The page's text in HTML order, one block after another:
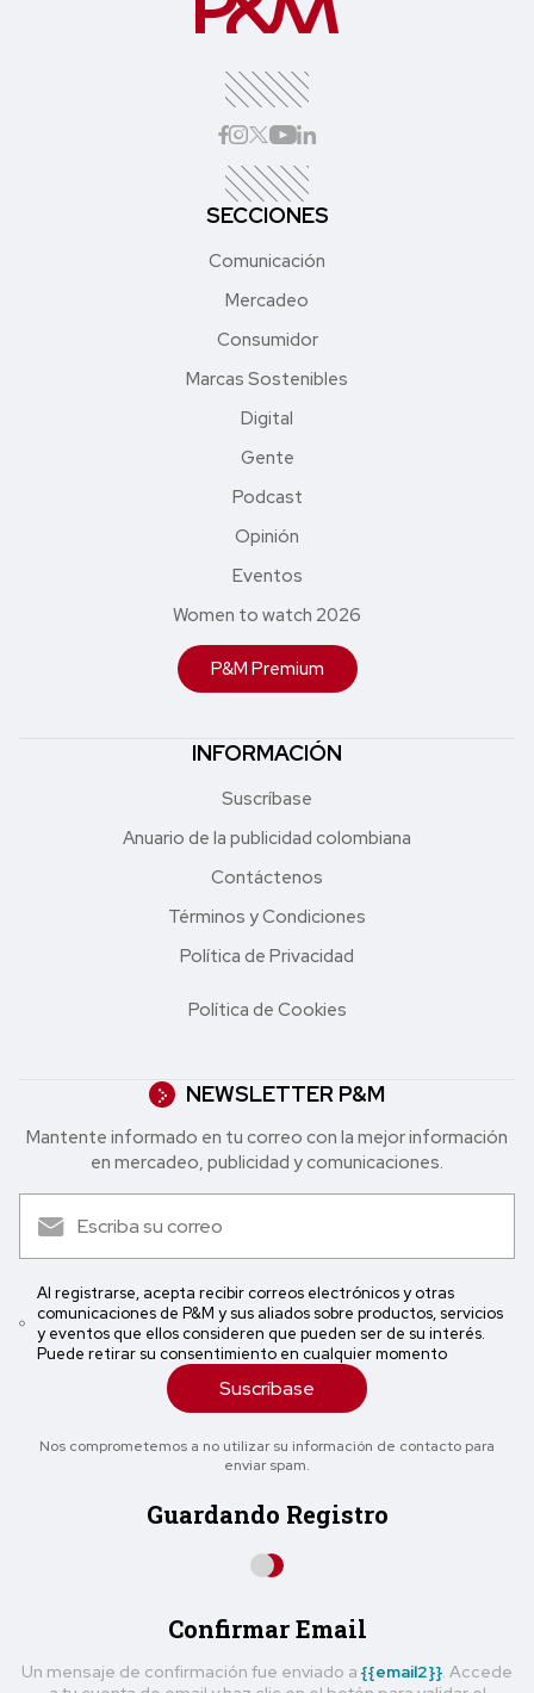
SECCIONES
Comunicación
Mercadeo
Consumidor
Marcas Sostenibles
Digital
Gente
Podcast
Opinión
Eventos
Women to watch 2026
P&M Premium
INFORMACIÓN
Suscríbase
Anuario de la publicidad colombiana
Contáctenos
Términos y Condiciones
Política de Privacidad
Política de Cookies
NEWSLETTER P&M
Mantente informado en tu correo con la mejor in formación
en mercadeo, publicidad y comunicaciones.
Al registrarse, acepta recibir correos electrónicos y otras
comunicaciones de P&M y sus aliados sobre productos, servicios
y eventos que ellos consideren que pueden ser de su interés.
Puede retirar su consentimiento en cualquier momento
Suscríbase
Nos comprometemos a no utilizar su información de contacto para
enviar spam.
Guardando Registro
Confirmar Email
Un mensaje de confirmación fue enviado a {{email2}}. Accede